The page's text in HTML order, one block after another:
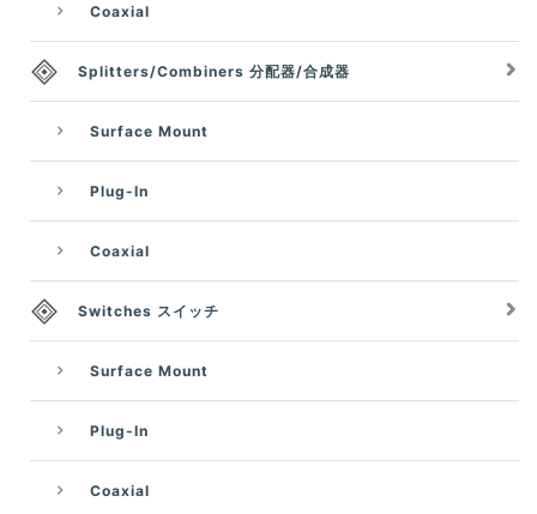
Coaxial
Splitters/Combiners 分配器/合成器
Surface Mount
Plug-In
Coaxial
Switches スイッチ
Surface Mount
Plug-In
Coaxial